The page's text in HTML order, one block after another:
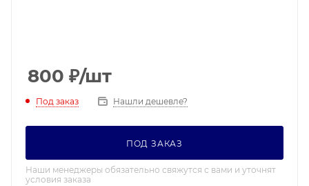
800 ₽/шт
Под заказ Нашли дешевле?
ПОД ЗАКАЗ
Наши менеджеры обязательно свяжутся с вами и уточнят
условия заказа